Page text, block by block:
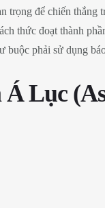
trọng để chiến thắng
thức đoạt thành
phải sử dụng
Lục